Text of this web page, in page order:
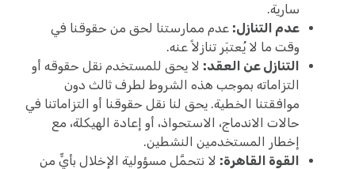
سارية.
عدم التنازل: عدم ممارستنا لحق من حقوقنا في
وقت ما لا يُعتبَر تنازلاً عنه.
التنازل عن العقد: لا يحق للمستخدم نقل حقوقه أو
التزاماته بموجب هذه الشروط لطرف ثالث دون
موافقتنا الخطية. يحق لنا نقل حقوقنا أو التزاماتنا في
حالات الاندماج، الاستحواذ، أو إعادة الهيكلة، مع
إخطار المستخدمين النشطين.
القوة القاهرة: لا نتحمَّل مسؤولية الإخلال بأيٍّ من